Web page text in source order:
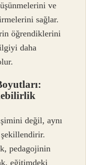
ve
sağlar.
öğrendiklerini
daha
değil, aynı
şekillendirir.
pedagojinin
eğitimdeki